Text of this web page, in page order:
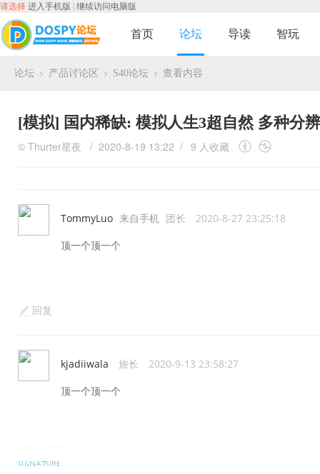
请选择 进入手机版 继续访问电脑版
首页 论坛 导读 智玩
论坛 产品讨论区 S40论坛 查看内容
[模拟] 国内稀缺: 模拟人生3超自然 多种分
© Thurter星夜 / 2020-8-19 13:22 / 9 人收藏
TommyLuo 来自手机 团长 2020-8-27 23:25:18
顶一个顶一个
回复
kjadiiwala 旅长 2020-9-13 23:58:27
顶一个顶一个